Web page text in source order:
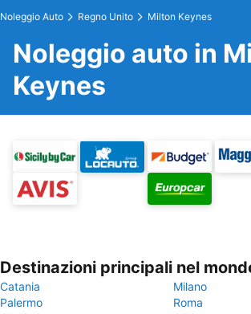
Noleggio Auto Regno Unito Milton Keynes
Noleggio auto in
Keynes
Destinazioni principali nel
Catania
Milano
Palermo
Roma